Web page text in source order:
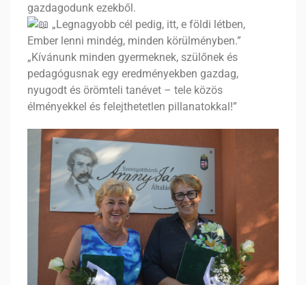
gazdagodunk ezekből.
„Legnagyobb cél pedig, itt, e földi létben,
Ember lenni mindég, minden körülményben.”
„Kívánunk minden gyermeknek, szülőnek és
pedagógusnak egy eredményekben gazdag,
nyugodt és örömteli tanévet – tele közös
élményekkel és felejthetetlen pillanatokkal!”